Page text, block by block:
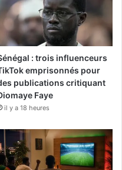
: trois influenceurs
emprisonnés pour
publications critiquant
Faye
il y a 18 heures